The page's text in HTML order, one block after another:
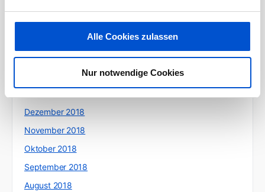
Alle Cookies zulassen
Nur notwendige Cookies
Mai 2019
März 2019
Dezember 2018
November 2018
Oktober 2018
September 2018
August 2018